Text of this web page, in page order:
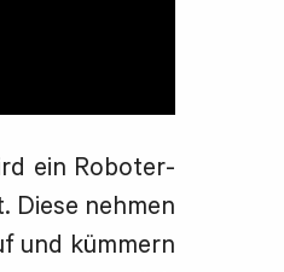
ein Roboter-
Diese nehmen
und kümmern